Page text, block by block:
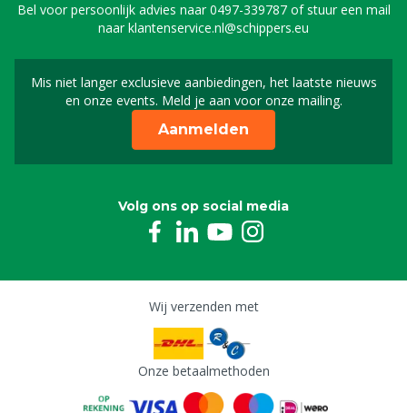
Bel voor persoonlijk advies naar0497-339787of stuur een mail
naarklantenservice.nl@schippers.eu
Mis niet langer exclusieve aanbiedingen, het laatste nieuws
en onze events. Meld je aan voor onze mailing.
Schrijf je in voor onze
Aanmelden
Volg ons op social media
Wij verzenden met
Onze betaalmethoden